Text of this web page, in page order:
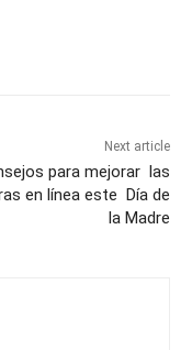
Next article
para mejorar las
en línea este Día de
la Madre